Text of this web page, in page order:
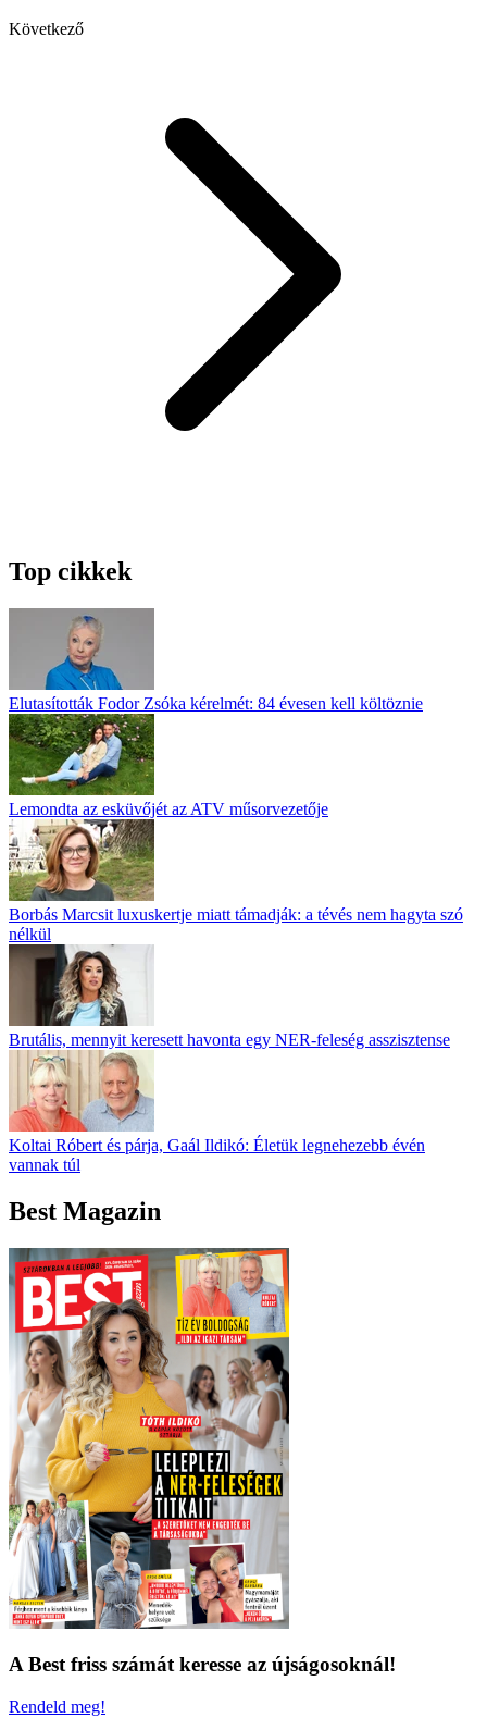
Következő
Top cikkek
Elutasították Fodor Zsóka kérelmét: 84 évesen kell költöznie
Lemondta az esküvőjét az ATV műsorvezetője
Borbás Marcsit luxuskertje miatt támadják: a tévés nem hagyta szó
nélkül
Brutális, mennyit keresett havonta egy NER-feleség asszisztense
Koltai Róbert és párja, Gaál Ildikó: Életük legnehezebb évén
vannak túl
Best Magazin
A Best friss számát keresse az újságosoknál!
Rendeld meg!